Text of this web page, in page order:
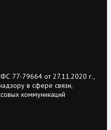
77-79664 от 27.11.2020 г.,
в сфере связи,
коммуникаций